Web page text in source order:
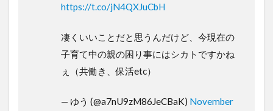
https://t.co/jN4QXJuCbH
凄くいいことだと思うんだけど、今現在の
子育て中の親の困り事にはシカトですかね
ぇ（共働き、保活etc）
— ゆう (@a7nU9zM86JeCBaK) November